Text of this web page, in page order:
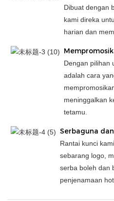
Dibuat dengan
kami direka
harian dan
Dengan pilihan
adalah cara
meninggalkan
tetamu.
Serbaguna
Rantai kunci
sebarang logo,
serba boleh dan
penjenamaan